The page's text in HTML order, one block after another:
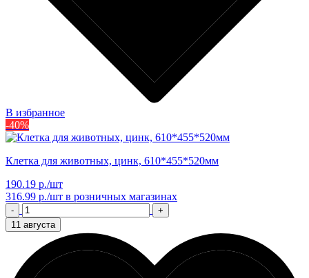
В избранное
-40%
Клетка для животных, цинк, 610*455*520мм
190.19 р./шт
316.99 р./шт в розничных магазинах
-
+
11 августа